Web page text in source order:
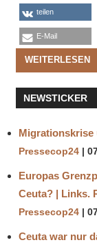
teilen
E-Mail
WEITERLESEN
NEWSTICKER
Migrationskrise
Pressecop24
Europas
Ceuta? | Links.
Pressecop24
Ceuta war nur